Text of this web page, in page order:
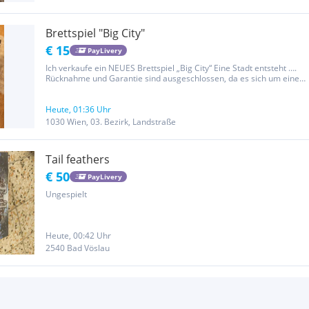
Brettspiel "Big City"
€ 15 PayLivery
Ich verkaufe ein NEUES Brettspiel „Big City“ Eine Stadt entsteht ….
Rücknahme und Garantie sind ausgeschlossen, da es sich um einen
Heute, 01:36 Uhr
1030 Wien, 03. Bezirk, Landstraße
Tail feathers
€ 50 PayLivery
Ungespielt
Heute, 00:42 Uhr
2540 Bad Vöslau